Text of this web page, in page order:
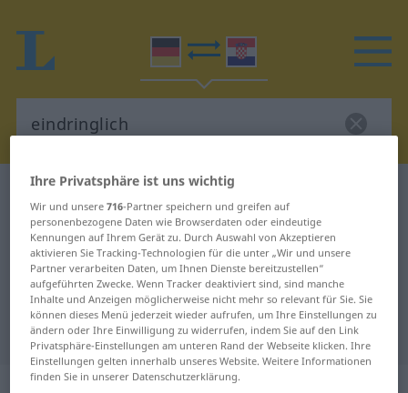
Deutsch-Kroatisch Wörterbuch
Deutsch-Kroatisch Übersetzung für
"eindringlich"
"eindringlich" Kroatisch
Übersetzung
„eindringlich“: Adjektiv
Ihre Privatsphäre ist uns wichtig
Wir und unsere716-Partner speichern und greifen auf
personenbezogene Daten wie Browserdaten oder eindeutige
Kennungen auf Ihrem Gerät zu. Durch Auswahl von Akzeptieren
aktivieren Sie Tracking-Technologien für die unter „Wir und unsere
Partner verarbeiten Daten, um Ihnen Dienste bereitzustellen“
aufgeführten Zwecke. Wenn Tracker deaktiviert sind, sind manche
Inhalte und Anzeigen möglicherweise nicht mehr so relevant für Sie. Sie
können dieses Menü jederzeit wieder aufrufen, um Ihre Einstellungen zu
ändern oder Ihre Einwilligung zu widerrufen, indem Sie auf den Link
Privatsphäre-Einstellungen am unteren Rand der Webseite klicken. Ihre
Einstellungen gelten innerhalb unseres Website. Weitere Informationen
finden Sie in unserer Datenschutzerklärung.